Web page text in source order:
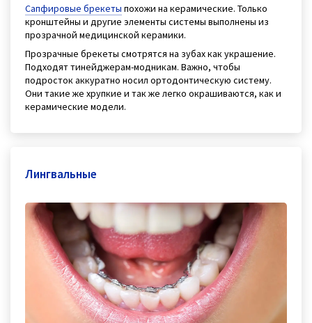
Сапфировые брекеты похожи на керамические. Только
кронштейны и другие элементы системы выполнены из
прозрачной медицинской керамики.
Прозрачные брекеты смотрятся на зубах как украшение.
Подходят тинейджерам-модникам. Важно, чтобы
подросток аккуратно носил ортодонтическую систему.
Они такие же хрупкие и так же легко окрашиваются, как и
керамические модели.
Лингвальные